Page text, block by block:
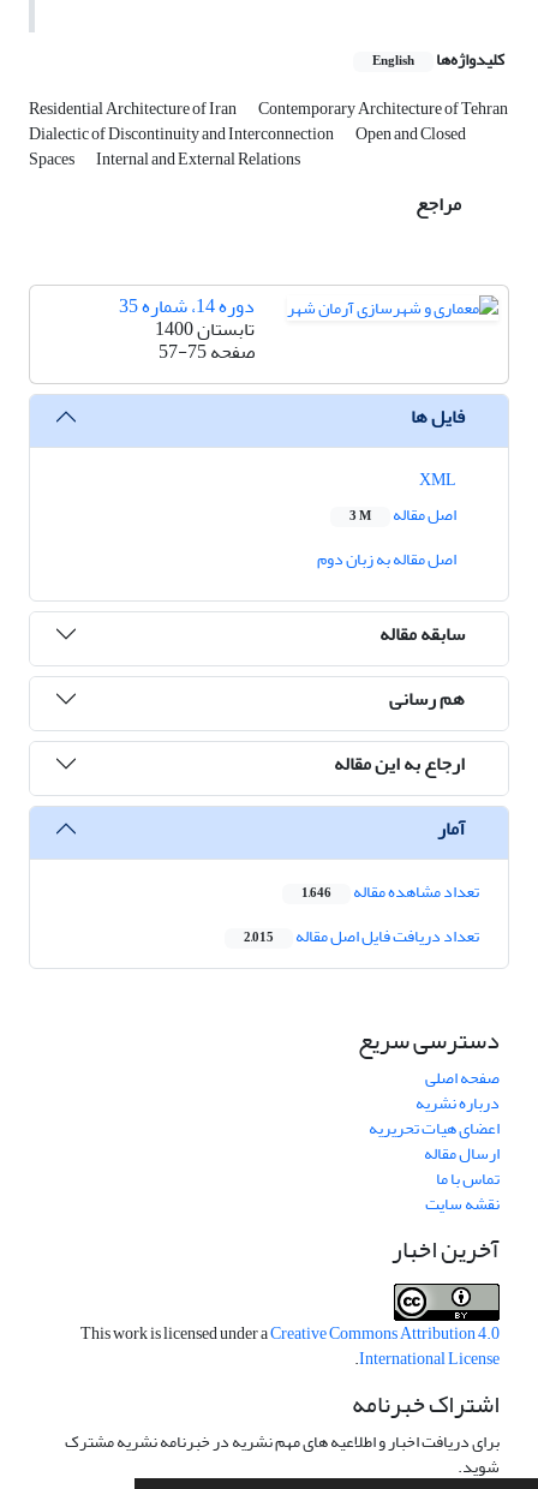
کلیدواژه‌ها English
Residential Architecture of Iran Contemporary Architecture of Tehran
Dialectic of Discontinuity and Interconnection Open and Closed
Spaces Internal and External Relations
مراجع
دوره 14، شماره 35
تابستان 1400
صفحه57-75
فایل ها
اصل مقاله
3 M
اصل مقاله به زبان دوم
سابقه مقاله
هم رسانی
ارجاع به این مقاله
آمار
تعداد مشاهده مقاله 1,646
تعداد دریافت فایل اصل مقاله 2,015
دسترسی سریع
صفحه اصلی
درباره نشریه
اعضای هیات تحریریه
ارسال مقاله
تماس با ما
نقشه سایت
آخرین اخبار
This work is licensed under aCreative Commons Attribution 4.0
International License
.
اشتراک خبرنامه
برای دریافت اخبار و اطلاعیه های مهم نشریه در خبرنامه نشریه مشترک
شوید.